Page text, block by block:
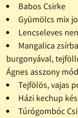
Babos Csirke
Gyümölcs mix
Lencseleves
Mangalica
burgonyával,
Ágnes asszony
Tejfölös, vajas
Házi kechup
Túrógombóc